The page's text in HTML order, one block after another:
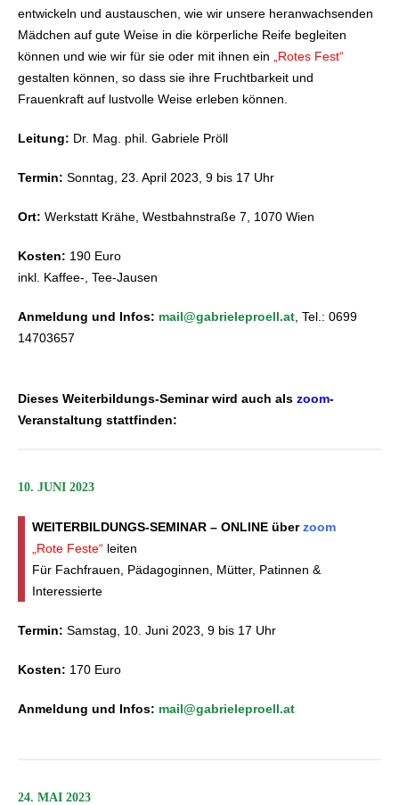
entwickeln und austauschen, wie wir unsere heranwachsenden
Mädchen auf gute Weise in die körperliche Reife begleiten
können und wie wir für sie oder mit ihnen ein
„Rotes Fest“
gestalten können, so dass sie ihre Fruchtbarkeit und
Frauenkraft auf lustvolle Weise erleben können.
Leitung: Dr. Mag. phil. Gabriele Pröll
Termin: Sonntag, 23. April 2023, 9 bis 17 Uhr
Ort: Werkstatt Krähe, Westbahnstraße 7, 1070 Wien
Kosten: 190 Euro
inkl. Kaffee-, Tee-Jausen
Anmeldung und Infos: mail@gabrieleproell.at , Tel.: 0699
14703657
Dieses Weiterbildungs-Seminar wird auch als zoom-
Veranstaltung stattfinden:
10. JUNI 2023
WEITERBILDUNGS-SEMINAR – ONLINE überzoom
„Rote Feste“ leiten
Für Fachfrauen, Pädagoginnen, Mütter, Patinnen &
Interessierte
Termin: Samstag, 10. Juni 2023, 9 bis 17 Uhr
Kosten: 170 Euro
Anmeldung und Infos: mail@gabrieleproell.at
24. MAI 2023